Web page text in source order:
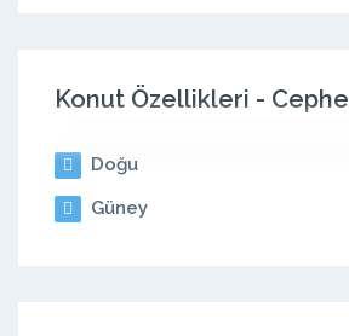
Konut Özellikleri - Cephe
Doğu
Güney